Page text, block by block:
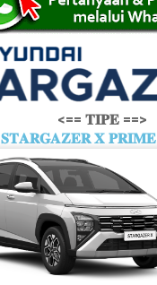
<== 𝐓𝐈𝐏𝐄 ==>
𝐒𝐓𝐀𝐑𝐆𝐀𝐙𝐄𝐑 𝐗 𝐏𝐑𝐈𝐌𝐄